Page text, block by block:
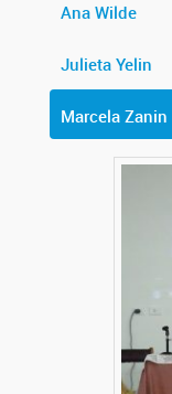
Ana Wilde
Julieta Yelin
Marcela Zanin